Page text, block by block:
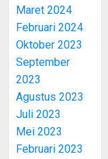
Maret 2024
Februari 2024
Oktober 2023
September
2023
Agustus 2023
Juli 2023
Mei 2023
Februari 2023